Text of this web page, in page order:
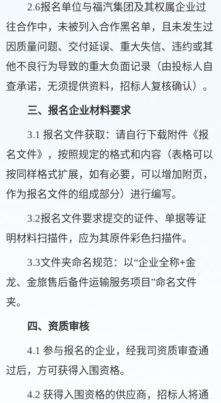
2.6报名单位与福汽集团及其权属企业过
往合作中，未被列入合作黑名单，且未发生过
因质量问题、交付延误、重大失信、违约或其
他不良行为导致的重大负面记录（由投标人自
查承诺，无须提供资料，招标人复核确认）。
三、报名企业材料要求
3.1 报名文件获取：请自行下载附件《报
名文件》，按照规定的格式和内容（表格可以
按同样格式扩展，如有必要，可以增加附页，
作为报名文件的组成部分）进行编写。
3.2报名文件要求提交的证件、单据等证
明材料扫描件，应为其原件彩色扫描件。
3.3文件夹命名规范：以“企业全称+金
龙、金旅售后备件运输服务项目 ”命名文件
夹。
四、资质审核
4.1 参与报名的企业，经我司资质审查通
过后，方可获得入围资格。
4.2 获得入围资格的供应商，招标人将通